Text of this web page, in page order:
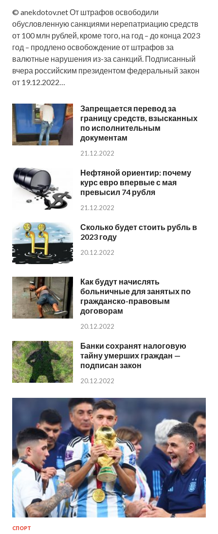
© anekdotov.net От штрафов освободили
обусловленную санкциями нерепатриацию средств
от 100 млн рублей, кроме того, на год – до конца 2023
год – продлено освобождение от штрафов за
валютные нарушения из-за санкций. Подписанный
вчера российским президентом федеральный закон
от 19.12.2022…
Запрещается перевод за
границу средств, взысканных
по исполнительным
документам
21.12.2022
Нефтяной ориентир: почему
курс евро впервые с мая
превысил 74 рубля
21.12.2022
Сколько будет стоить рубль в
2023 году
20.12.2022
Как будут начислять
больничные для занятых по
гражданско-правовым
договорам
20.12.2022
Банки сохранят налоговую
тайну умерших граждан —
подписан закон
20.12.2022
СПОРТ